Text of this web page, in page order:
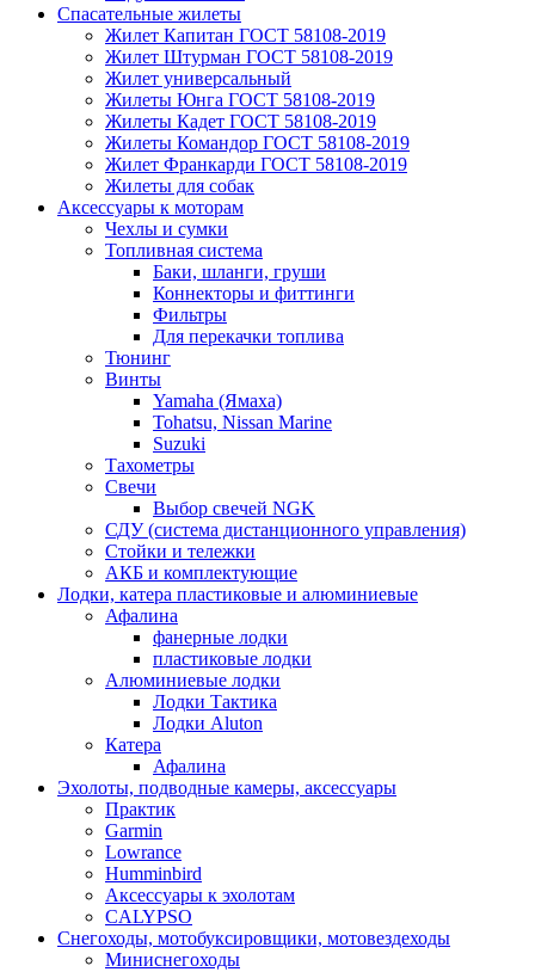
Спасательные жилеты
Жилет Капитан ГОСТ 58108-2019
Жилет Штурман ГОСТ 58108-2019
Жилет универсальный
Жилеты Юнга ГОСТ 58108-2019
Жилеты Кадет ГОСТ 58108-2019
Жилеты Командор ГОСТ 58108-2019
Жилет Франкарди ГОСТ 58108-2019
Жилеты для собак
Аксессуары к моторам
Чехлы и сумки
Топливная система
Баки, шланги, груши
Коннекторы и фиттинги
Фильтры
Для перекачки топлива
Тюнинг
Винты
Yamaha (Ямаха)
Tohatsu, Nissan Marine
Suzuki
Тахометры
Свечи
Выбор свечей NGK
СДУ (система дистанционного управления)
Стойки и тележки
АКБ и комплектующие
Лодки, катера пластиковые и алюминиевые
Афалина
фанерные лодки
пластиковые лодки
Алюминиевые лодки
Лодки Тактика
Лодки Aluton
Катера
Афалина
Эхолоты, подводные камеры, аксессуары
Практик
Garmin
Lowrance
Humminbird
Аксессуары к эхолотам
CALYPSO
Снегоходы, мотобуксировщики, мотовездеходы
Миниснегоходы